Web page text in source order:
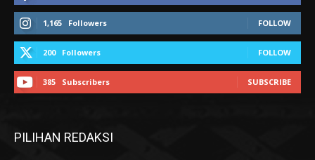
1,165 Followers FOLLOW
200 Followers FOLLOW
385 Subscribers SUBSCRIBE
PILIHAN REDAKSI